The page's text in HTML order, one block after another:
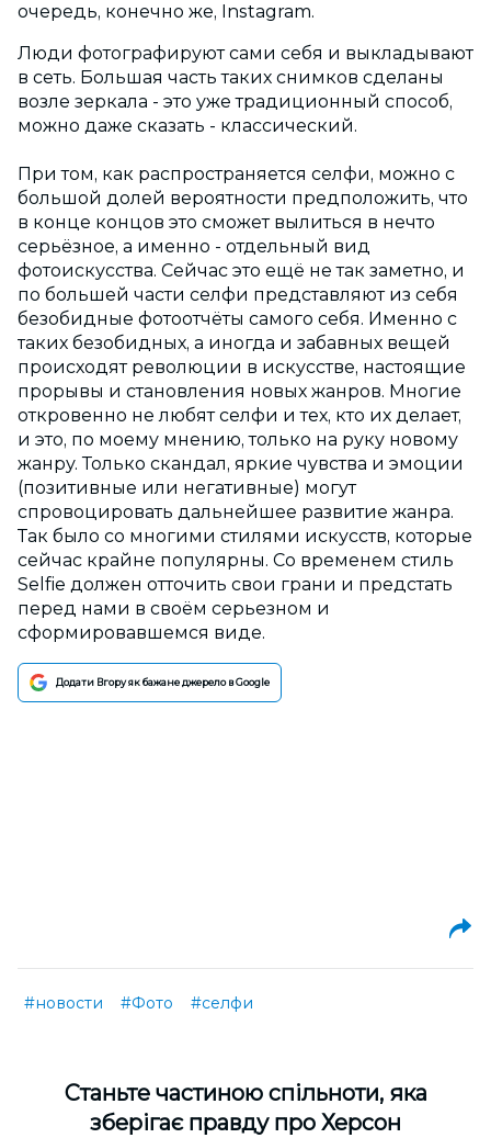
очередь, конечно же, Instagram.
Люди фотографируют сами себя и выкладывают
в сеть. Большая часть таких снимков сделаны
возле зеркала - это уже традиционный способ,
можно даже сказать - классический.
При том, как распространяется селфи, можно с
большой долей вероятности предположить, что
в конце концов это сможет вылиться в нечто
серьёзное, а именно - отдельный вид
фотоискусства. Сейчас это ещё не так заметно, и
по большей части селфи представляют из себя
безобидные фотоотчёты самого себя. Именно с
таких безобидных, а иногда и забавных вещей
происходят революции в искусстве, настоящие
прорывы и становления новых жанров. Многие
откровенно не любят селфи и тех, кто их делает,
и это, по моему мнению, только на руку новому
жанру. Только скандал, яркие чувства и эмоции
(позитивные или негативные) могут
спровоцировать дальнейшее развитие жанра.
Так было со многими стилями искусств, которые
сейчас крайне популярны. Со временем стиль
Selfie должен отточить свои грани и предстать
перед нами в своём серьезном и
сформировавшемся виде.
Додати Вгору як бажане джерело в Google
#новости #Фото #селфи
Cтаньте частиною спільноти, яка
зберігає правду про Херсон